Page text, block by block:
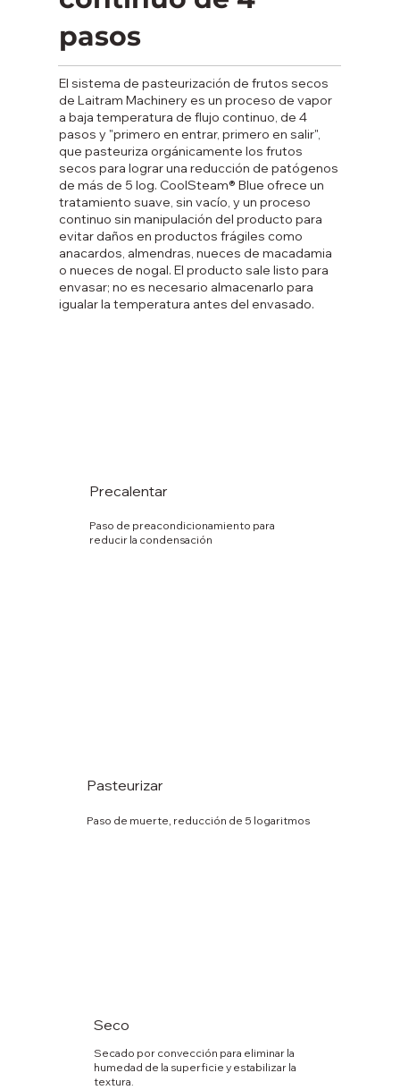
pasos
El sistema de pasteurización de frutos secos
de Laitram Machinery es un proceso de vapor
a baja temperatura de flujo continuo, de 4
pasos y "primero en entrar, primero en salir",
que pasteuriza orgánicamente los frutos
secos para lograr una reducción de patógenos
de más de 5 log. CoolSteam® Blue ofrece un
tratamiento suave, sin vacío, y un proceso
continuo sin manipulación del producto para
evitar daños en productos frágiles como
anacardos, almendras, nueces de macadamia
o nueces de nogal. El producto sale listo para
envasar; no es necesario almacenarlo para
igualar la temperatura antes del envasado.
Precalentar
Paso de preacondicionamiento para
reducir la condensación
Seco
Secado por convección para eliminar la
humedad de la superficie y estabilizar la
textura.
Pasteurizar
Paso de muerte, reducción de 5 logaritmos